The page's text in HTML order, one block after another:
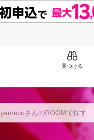
見つける